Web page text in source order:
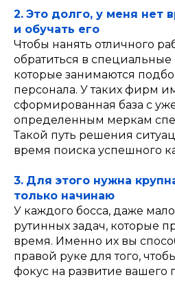
2. Это долго, у меня нет
и обучать его
Чтобы нанять отличного
обратиться в
которые занимаются
персонала. У таких фирм
сформированная база с
определенным меркам
Такой путь решения
время поиска успешного
3. Для этого нужна
только начинаю
У каждого босса, даже
рутинных задач, которые
время. Именно их вы
правой руке для того,
фокус на развитие вашего